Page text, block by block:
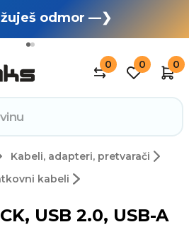
odmor —❯
RASPRODAJA —❯
0 0 0
Kabeli, adapteri, pretvarači
kabeli
USB 2.0, USB-A